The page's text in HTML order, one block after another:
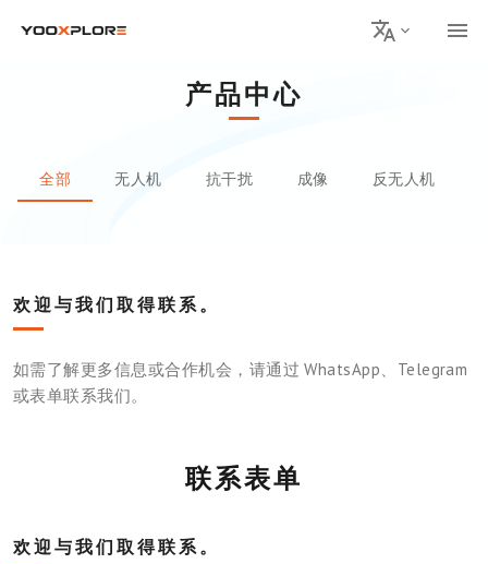
产品中心
全部 无人机 抗干扰 成像 反无人机
欢迎与我们取得联系。
如需了解更多信息或合作机会，请通过 WhatsApp、Telegram
或表单联系我们。
联系表单
欢迎与我们取得联系。